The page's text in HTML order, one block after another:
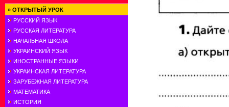
» ОТКРЫТЫЙ УРОК
РУССКИЙ ЯЗЫК
РУССКАЯ ЛИТЕРАТУРА
НАЧАЛЬНАЯ ШКОЛА
УКРАИНСКИЙ ЯЗЫК
ИНОСТРАННЫЕ ЯЗЫКИ
УКРАИНСКАЯ ЛИТЕРАТУРА
ЗАРУБЕЖНАЯ ЛИТЕРАТУРА
МАТЕМАТИКА
ИСТОРИЯ